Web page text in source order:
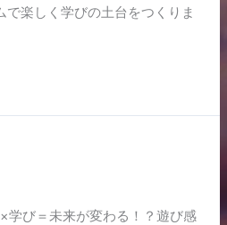
で楽しく学びの土台をつくりま
×学び＝未来が変わる！？遊び感